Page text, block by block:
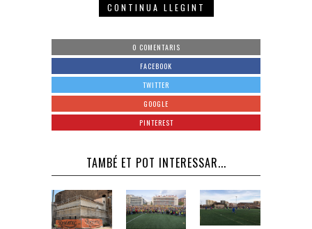
CONTINUA LLEGINT
0 COMENTARIS
FACEBOOK
TWITTER
GOOGLE
PINTEREST
TAMBÉ ET POT INTERESSAR...